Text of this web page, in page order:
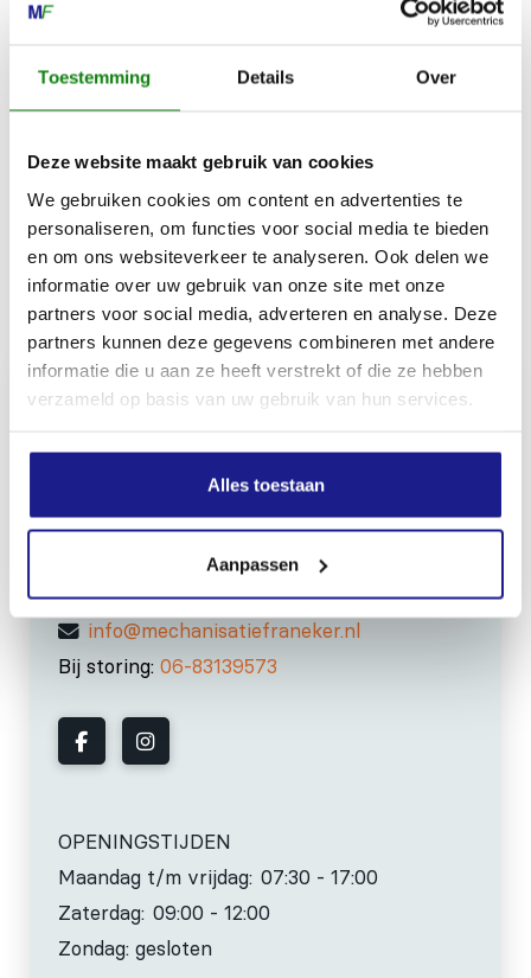
Toestemming Details Over
Deze website maakt gebruik van cookies
We gebruiken cookies om content en advertenties te
personaliseren, om functies voor social media te bieden
en om ons websiteverkeer te analyseren. Ook delen we
informatie over uw gebruik van onze site met onze
partners voor social media, adverteren en analyse. Deze
partners kunnen deze gegevens combineren met andere
informatie die u aan ze heeft verstrekt of die ze hebben
verzameld op basis van uw gebruik van hun services.
Alles toestaan
Aanpassen
bevestigen.
cm tot 127 cm), maat M (89 cm tot 143 cm) en
Inhoud door
MECHANISATIE FRANEKER
8801 RD Franeker
0517-396800
info@mechanisatiefraneker.nl
Bij storing: 06-83139573
OPENINGSTIJDEN
Maandag t/m vrijdag: 07:30 - 17:00
Zaterdag: 09:00 - 12:00
Zondag: gesloten